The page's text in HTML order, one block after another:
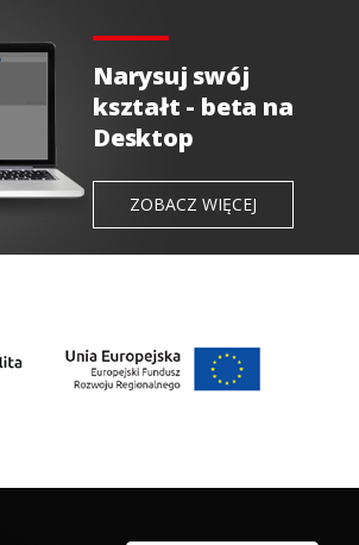
Narysuj swój
kształt - beta na
Desktop
ZOBACZ WIĘCEJ